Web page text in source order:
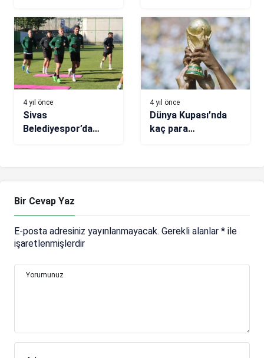
Ronaldo’nun yeni
adresi…
4 yıl önce
Sivas
Belediyespor’da
4 yıl önce
Dünya Kupası’nda
kaç para
Bir Cevap Yaz
E-posta adresiniz yayınlanmayacak. Gerekli alanlar * ile
işaretlenmişlerdir
Yorumunuz